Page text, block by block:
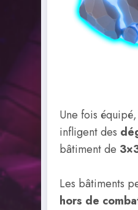
Une fois
infligent des
bâtiment de
Les bâtiments
hors de